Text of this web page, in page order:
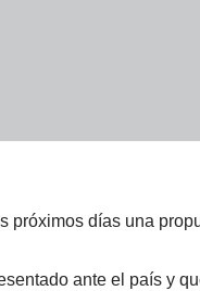
próximos días una
ante el país y